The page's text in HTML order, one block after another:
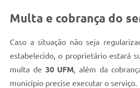
Multa e cobrança do
Caso a situação não seja
estabelecido, o proprietário estará
multa de 30 UFM, além da
município precise executar o serviço.